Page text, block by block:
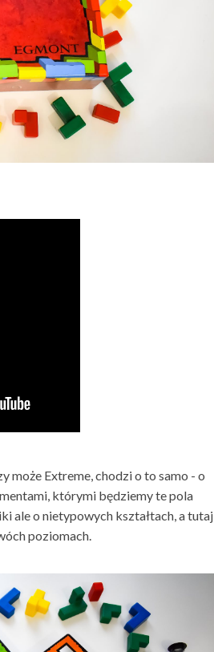
może Extreme, chodzi o to samo - o
którymi będziemy te pola
ale o nietypowych kształtach, a tutaj
poziomach.